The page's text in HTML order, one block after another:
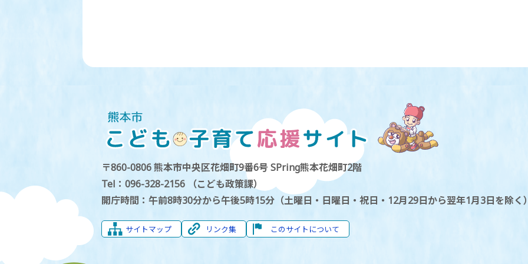
〒860-0806 熊本市中央区花畑町9番6号 SPring熊本花畑町2階
Tel：096-328-2156 （こども政策課）
開庁時間：午前8時30分から午後5時15分（土曜日・日曜日・祝日・12月29日から翌年1月3日を除く
サイトマップ リンク集 このサイトについて